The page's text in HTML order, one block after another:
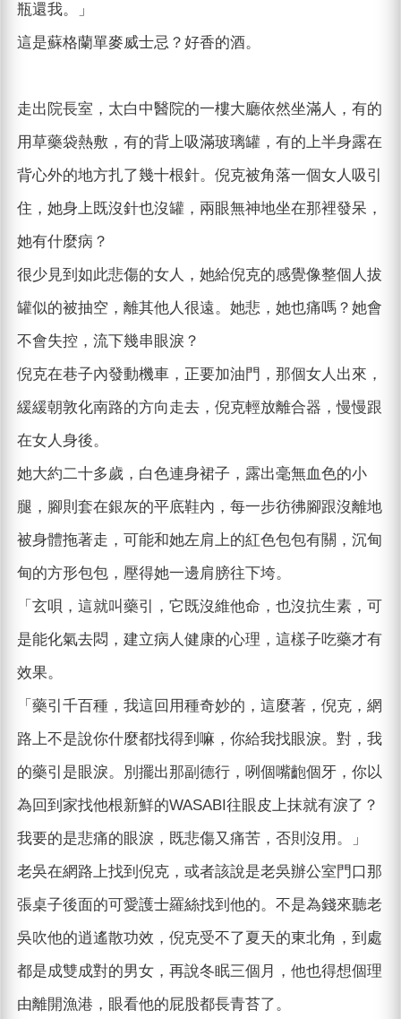
瓶還我。」
這是蘇格蘭單麥威士忌？好香的酒。
走出院長室，太白中醫院的一樓大廳依然坐滿人，有的
用草藥袋熱敷，有的背上吸滿玻璃罐，有的上半身露在
背心外的地方扎了幾十根針。倪克被角落一個女人吸引
住，她身上既沒針也沒罐，兩眼無神地坐在那裡發呆，
她有什麼病？
很少見到如此悲傷的女人，她給倪克的感覺像整個人拔
罐似的被抽空，離其他人很遠。她悲，她也痛嗎？她會
不會失控，流下幾串眼淚？
倪克在巷子內發動機車，正要加油門，那個女人出來，
緩緩朝敦化南路的方向走去，倪克輕放離合器，慢慢跟
在女人身後。
她大約二十多歲，白色連身裙子，露出毫無血色的小
腿，腳則套在銀灰的平底鞋內，每一步彷彿腳跟沒離地
被身體拖著走，可能和她左肩上的紅色包包有關，沉甸
甸的方形包包，壓得她一邊肩膀往下垮。
「玄唄，這就叫藥引，它既沒維他命，也沒抗生素，可
是能化氣去悶，建立病人健康的心理，這樣子吃藥才有
效果。
「藥引千百種，我這回用種奇妙的，這麼著，倪克，網
路上不是說你什麼都找得到嘛，你給我找眼淚。對，我
的藥引是眼淚。別擺出那副德行，咧個嘴齙個牙，你以
為回到家找他根新鮮的WASABI往眼皮上抹就有淚了？
我要的是悲痛的眼淚，既悲傷又痛苦，否則沒用。」
老吳在網路上找到倪克，或者該說是老吳辦公室門口那
張桌子後面的可愛護士羅絲找到他的。不是為錢來聽老
吳吹他的逍遙散功效，倪克受不了夏天的東北角，到處
都是成雙成對的男女，再說冬眠三個月，他也得想個理
由離開漁港，眼看他的屁股都長青苔了。